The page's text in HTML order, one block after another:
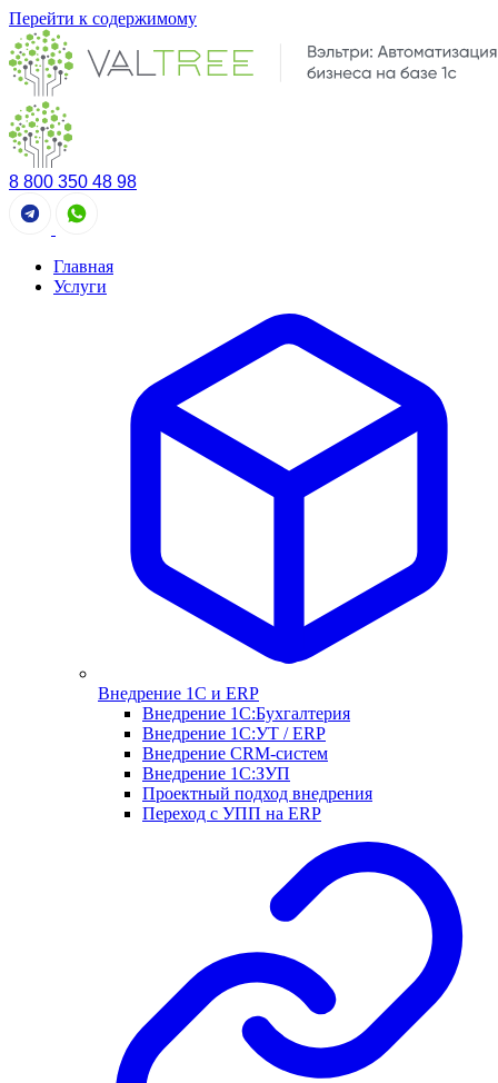
Перейти к содержимому
8 800 350 48 98
Главная
Услуги
Внедрение 1С и ERP
Внедрение 1С:Бухгалтерия
Внедрение 1С:УТ / ERP
Внедрение CRM-систем
Внедрение 1С:ЗУП
Проектный подход внедрения
Переход с УПП на ERP